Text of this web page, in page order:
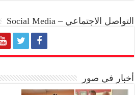
التواصل الاجتماعي – Social Media
أخبار في صور